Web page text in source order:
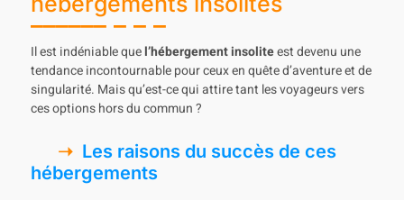
Il est indéniable quel’hébergement insoliteest devenu une
tendance incontournable pour ceux en quête d’aventure et de
singularité. Mais qu’est-ce qui attire tant les voyageurs vers
ces options hors du commun ?
Les raisons du succès de ces
hébergements